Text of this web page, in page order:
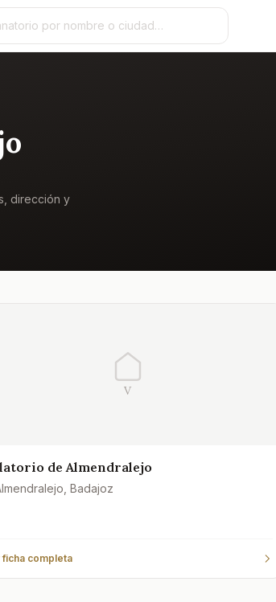
dirección y
V
de Almendralejo
, Badajoz
ficha completa